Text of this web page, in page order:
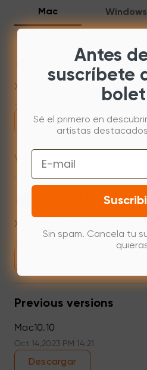
Mac Windows
Mac 10.13 or newer
XPPenMac_4.0.18_260723
Descargar
Versión anterior
Mac 10.12~14.2
XPPenMac_3.4.14_240125
Jan 25,2024 PM 17:41
Previous versions
Mac10.10
Oct 14,2023 PM 14:21
Descargar
Antes
suscríbete
Sé el primero en
artistas
Email
Sin spam. Cancela tu